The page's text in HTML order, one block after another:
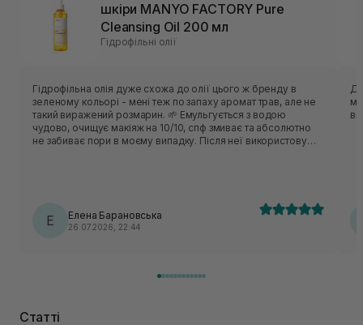
шкіри MANYO FACTORY Pure
Cleansing Oil 200 мл
Гідрофільні олії
Гідрофільна олія дуже схожа до олії цього ж бренду в
зеленому кольорі - мені теж по запаху аромат трав, але не
такий виражений розмарин. 🌱 Емульгується з водою
чудово, очищує макіяж на 10/10, спф змиває та абсолютно
не забиває пори в моєму випадку. Після неї використовую
розхід економний попри те, що я для очищення
використовую 2 натиски дозатора. ❤️‍🔥 Досить непоганий чи
я б навіть сказала вдалий продукт і для себе повторювала
Е Елена Барановська
26.07.2026, 22:44
Статті